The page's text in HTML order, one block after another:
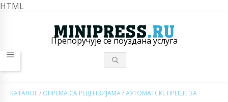
HTML
Препоручује се поуздана услуга
КАТАЛОГ/ ОПРЕМА СА РЕЦЕНЗИЈАМА/АУТОМАТСКЕ ПРЕШЕ ЗА